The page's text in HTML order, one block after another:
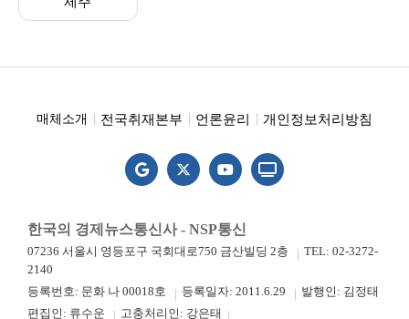
매체소개 전국취재본부 언론윤리 개인정보처리방침
한국의 경제뉴스통신사 - NSP통신
07236 서울시 영등포구 국회대로750 금산빌딩 2층
TEL: 02-3272-
2140
등록번호: 문화 나 00018호
등록일자: 2011.6.29
발행인: 김정태
편집인: 류수운
고충처리인: 강은태